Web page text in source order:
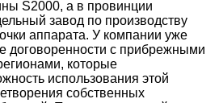
S2000, а в провинции
завод по производству
аппарата. У компании уже
договоренности с прибрежными
которые
использования этой
собственных